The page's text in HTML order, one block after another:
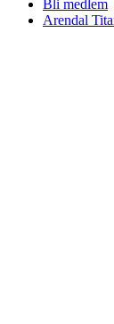
Bli medlem
Arendal